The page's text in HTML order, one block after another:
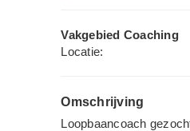
Vakgebied Coaching
Locatie:
Omschrijving
Loopbaancoach